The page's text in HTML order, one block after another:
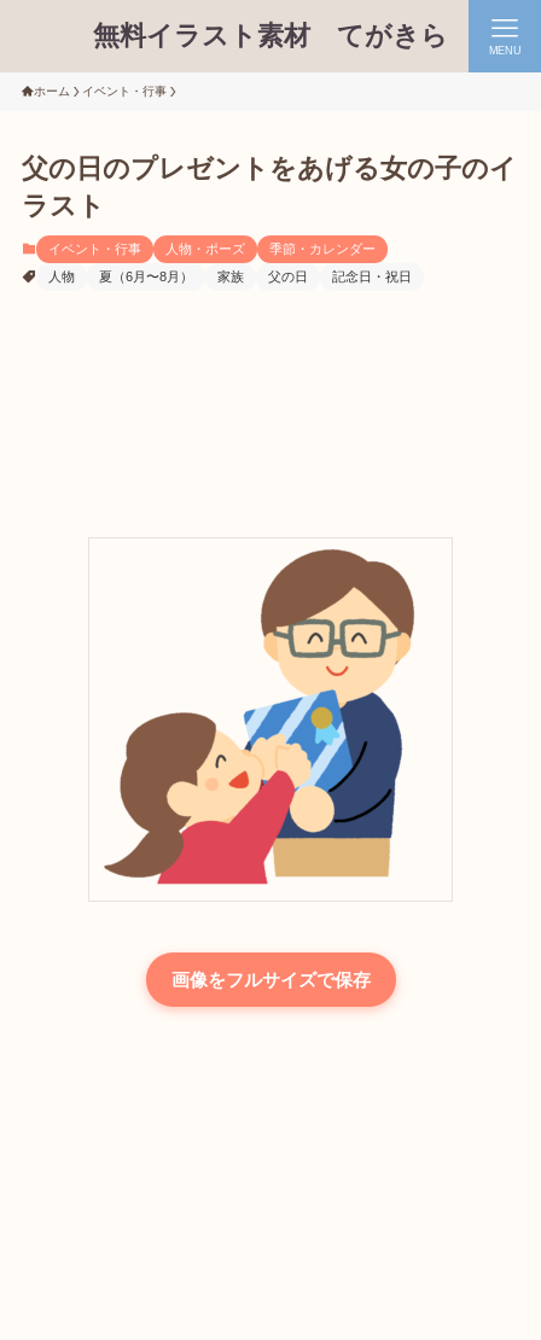
無料イラスト素材 てがきら MENU
ホーム イベント・行事
父の日のプレゼントをあげる女の子のイ
ラスト
イベント・行事 人物・ポーズ
季節・カレンダー
人物
夏（6月〜8月） 家族 父の日 記念日・祝日
画像をフルサイズで保存